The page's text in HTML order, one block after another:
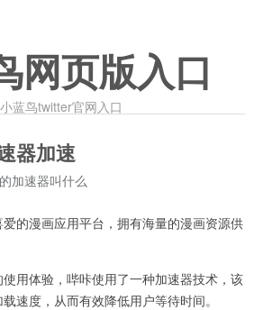
网页版入口
小蓝鸟twitter官网入口
器加速
加速器叫什么
漫画应用平台，拥有海量的漫画资源供
体验，哔咔使用了一种加速器技术，该
速度，从而有效降低用户等待时间。